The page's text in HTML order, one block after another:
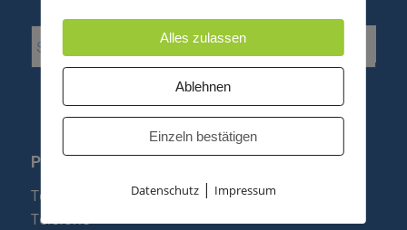
PRODUKTE
Telefonanlagen
Telefone
Alles zulassen
Ablehnen
Einzeln bestätigen
Datenschutz| Impressum